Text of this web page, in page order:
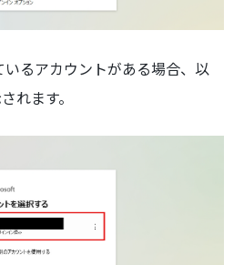
るアカウントがある場合、以
れます。